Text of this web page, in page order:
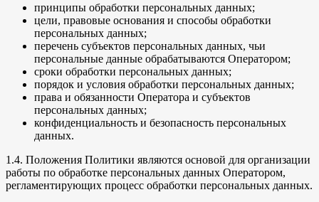
принципы обработки персональных данных;
цели, правовые основания и способы обработки
персональных данных;
перечень субъектов персональных данных, чьи
персональные данные обрабатываются Оператором;
сроки обработки персональных данных;
порядок и условия обработки персональных данных;
права и обязанности Оператора и субъектов
персональных данных;
конфиденциальность и безопасность персональных
данных.
1.4. Положения Политики являются основой для организации
работы по обработке персональных данных Оператором,
регламентирующих процесс обработки персональных данных.